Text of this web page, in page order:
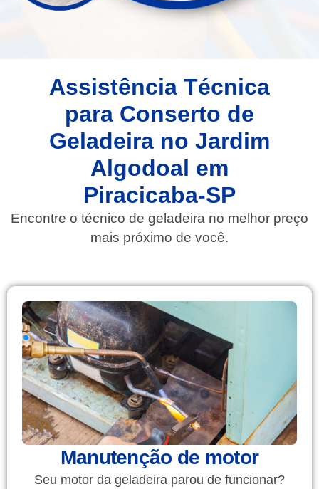
Assistência Técnica
para Conserto de
Geladeira no Jardim
Algodoal em
Piracicaba-SP
Encontre o técnico de geladeira no melhor preço
mais próximo de você.
Manutenção de motor
Seu motor da geladeira parou de funcionar?